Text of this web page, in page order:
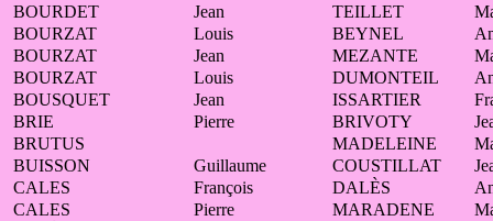
BOURDET
Jean TEILLET
BOURZAT
Louis BEYNEL
BOURZAT
Jean MEZANTE
BOURZAT
Louis DUMONTEIL
BOUSQUET
Jean ISSARTIER
BRIE
Pierre BRIVOTY
BRUTUS
MADELEINE
BUISSON
Guillaume COUSTILLAT
CALES
François DALÈS
CALES
Pierre MARADENE